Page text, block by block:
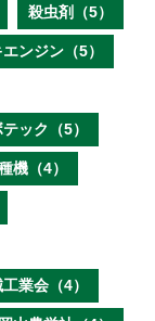
殺虫剤（5）
ンジン（5）
ック（5）
機（4）
業会（4）